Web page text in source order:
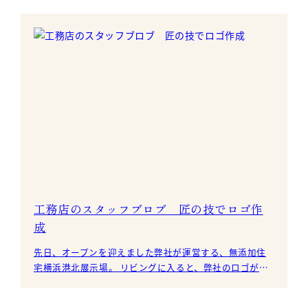
工務店のスタッフブロブ 匠の技でロゴ作
成
先日、オープンを迎えました弊社が運営する、無添加住
宅横浜港北展示場。 リビングに入ると、弊社のロゴが皆